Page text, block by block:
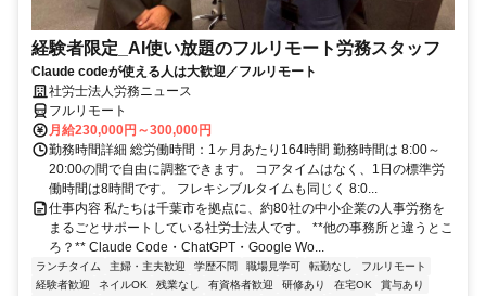
経験者限定_AI使い放題のフルリモート労務スタッフ
Claude codeが使える人は大歓迎／フルリモート
社労士法人労務ニュース
フルリモート
月給230,000円～300,000円
勤務時間詳細 総労働時間：1ヶ月あたり164時間 勤務時間は 8:00～
20:00の間で自由に調整できます。 コアタイムはなく、1日の標準労
働時間は8時間です。 フレキシブルタイムも同じく 8:0...
仕事内容 私たちは千葉市を拠点に、約80社の中小企業の人事労務を
まるごとサポートしている社労士法人です。 **他の事務所と違うとこ
ろ？** Claude Code・ChatGPT・Google Wo...
ランチタイム 主婦・主夫歓迎 学歴不問 職場見学可 転勤なし
フルリモート
経験者歓迎
ネイルOK 残業なし 有資格者歓迎 研修あり 在宅OK
賞与あり